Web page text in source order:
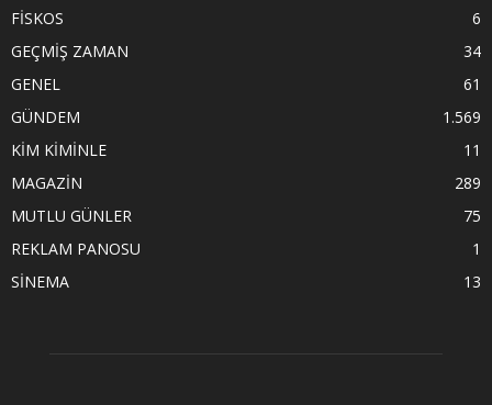
FİSKOS
6
GEÇMİŞ ZAMAN
34
GENEL
61
GÜNDEM
1.569
KİM KİMİNLE
11
MAGAZİN
289
MUTLU GÜNLER
75
REKLAM PANOSU
1
SİNEMA
13